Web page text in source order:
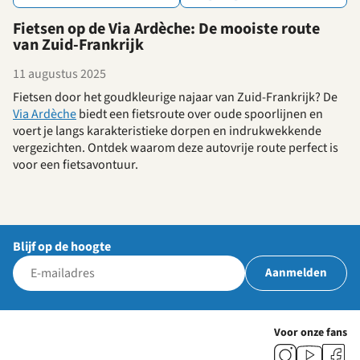
Fietsen op de Via Ardèche: De mooiste route
van Zuid-Frankrijk
11 augustus 2025
Fietsen door het goudkleurige najaar van Zuid-Frankrijk? De
Via Ardèchebiedt een fietsroute over oude spoorlijnen en
voert je langs karakteristieke dorpen en indrukwekkende
vergezichten. Ontdek waarom deze autovrije route perfect is
voor een fietsavontuur.
Blijf op de hoogte
Aanmelden
Voor onze fans